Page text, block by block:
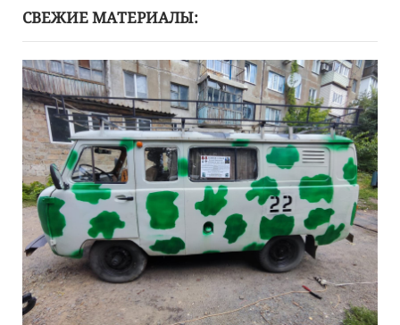
СВЕЖИЕ МАТЕРИАЛЫ: